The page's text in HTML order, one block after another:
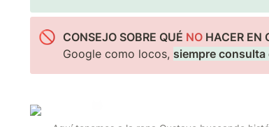
🚫 CONSEJO SOBRE QUÉ NO HACER EN
Google como locos, siempre